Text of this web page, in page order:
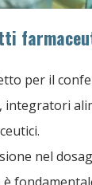
per il
integratori
nel